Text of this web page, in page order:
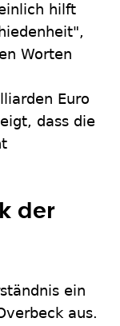
hilft
Worten
Euro
dass die
der
ein
aus.